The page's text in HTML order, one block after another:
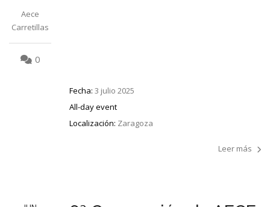
Aece
Carretillas
0
Fecha: 3 julio 2025
All-day event
Localización: Zaragoza
Leer más